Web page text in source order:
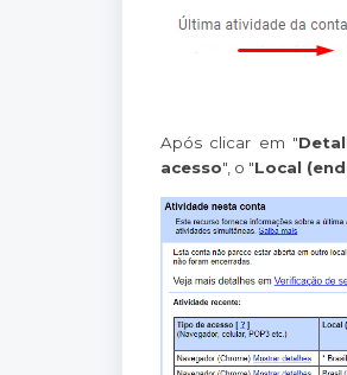
Após clicar em "
acesso", o "Local